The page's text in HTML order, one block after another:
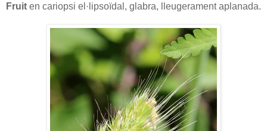
Fruit en cariopsi el·lipsoïdal, glabra, lleugerament aplanada.